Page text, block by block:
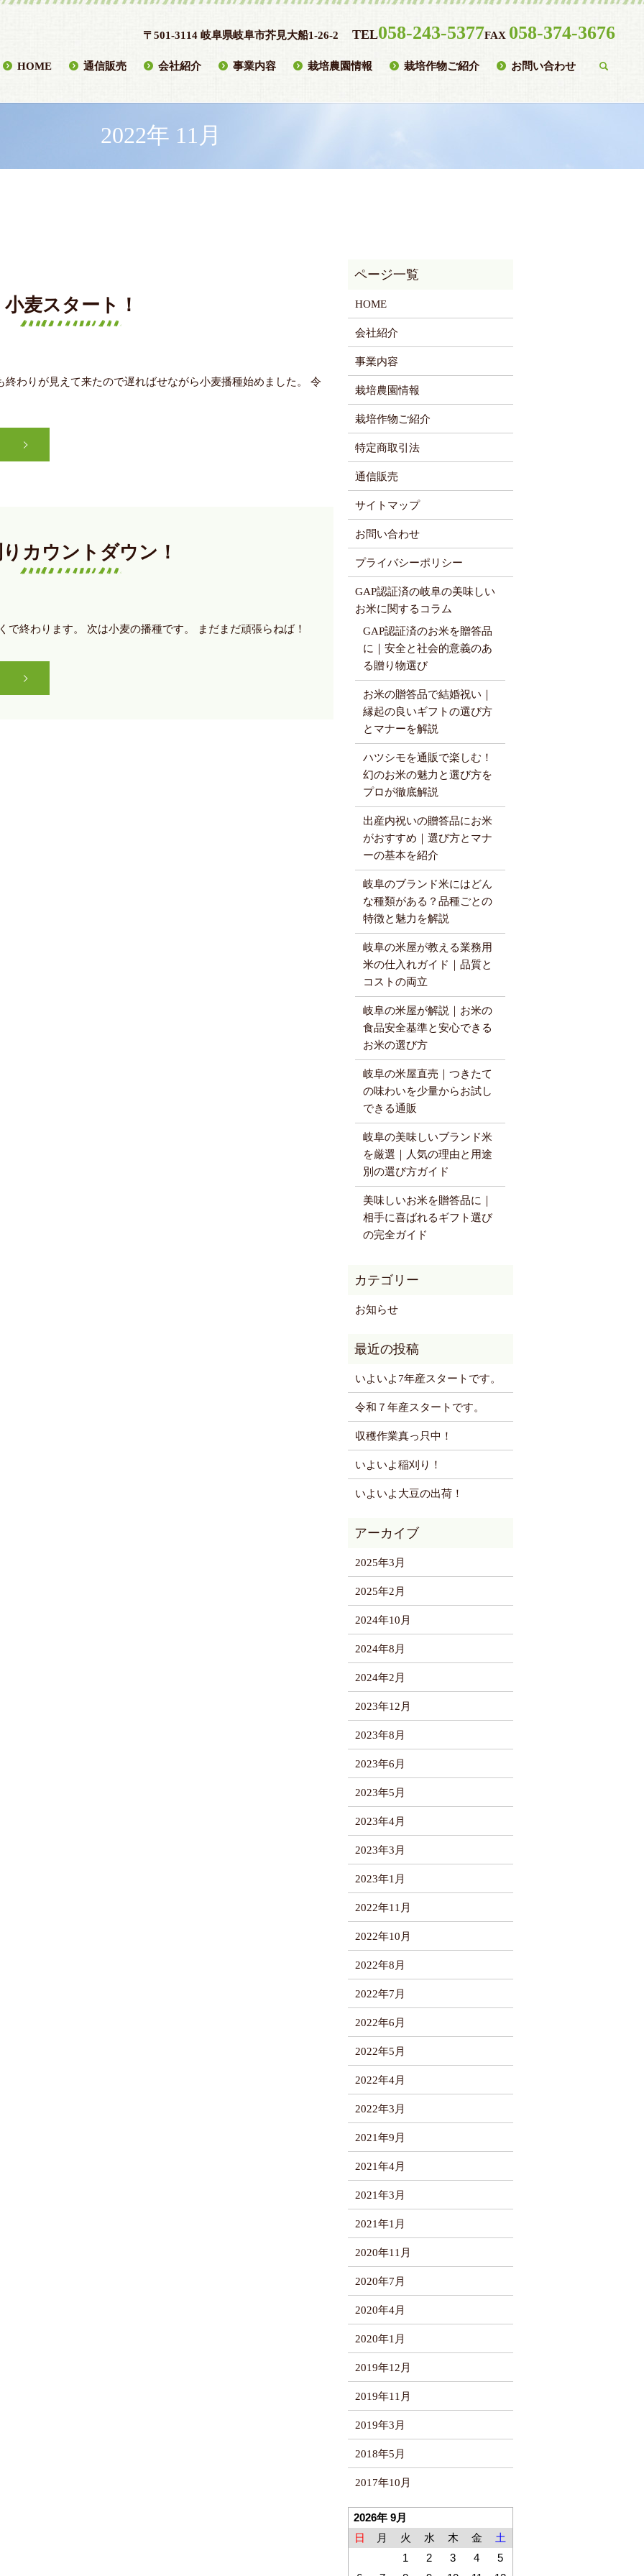
〒501-3114 岐阜県岐阜市芥見大船1-26-2 TEL058-243-5377FAX 058-374-3676
HOME 通信販売 会社紹介 事業内容 栽培農園情報 栽培作物ご紹介 お問い合わせ
2022年 11月
小麦スタート！
わりが見えて来たので遅ればせながら小麦播種始めました。 令
カウントダウン！
で終わります。 次は小麦の播種です。 まだまだ頑張らねば！
HOME
会社紹介
事業内容
栽培農園情報
栽培作物ご紹介
特定商取引法
通信販売
サイトマップ
お問い合わせ
プライバシーポリシー
GAP認証済の岐阜の美味しい
お米に関するコラム
GAP認証済のお米を贈答品
に｜安全と社会的意義のあ
る贈り物選び
お米の贈答品で結婚祝い｜
縁起の良いギフトの選び方
とマナーを解説
ハツシモを通販で楽しむ！
幻のお米の魅力と選び方を
プロが徹底解説
出産内祝いの贈答品にお米
がおすすめ｜選び方とマナ
ーの基本を紹介
岐阜のブランド米にはどん
な種類がある？品種ごとの
特徴と魅力を解説
岐阜の米屋が教える業務用
米の仕入れガイド｜品質と
コストの両立
岐阜の米屋が解説｜お米の
食品安全基準と安心できる
お米の選び方
岐阜の米屋直売｜つきたて
の味わいを少量からお試し
できる通販
岐阜の美味しいブランド米
を厳選｜人気の理由と用途
別の選び方ガイド
美味しいお米を贈答品に｜
相手に喜ばれるギフト選び
の完全ガイド
お知らせ
いよいよ7年産スタートです。
令和７年産スタートです。
収穫作業真っ只中！
いよいよ稲刈り！
いよいよ大豆の出荷！
2025年3月
2025年2月
2024年10月
2024年8月
2024年2月
2023年12月
2023年8月
2023年6月
2023年5月
2023年4月
2023年3月
2023年1月
2022年11月
2022年10月
2022年8月
2022年7月
2022年6月
2022年5月
2022年4月
2022年3月
2021年9月
2021年4月
2021年3月
2021年1月
2020年11月
2020年7月
2020年4月
2020年1月
2019年12月
2019年11月
2019年3月
2018年5月
2017年10月
2026年 9月
日
月 火 水 木 金
土
1
2 3 4
5